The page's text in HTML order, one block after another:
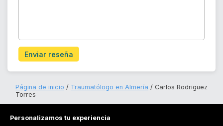
Enviar reseña
Página de inicio Traumatólogo en Almería
Carlos Rodriguez
Torres
Personalizamos tu experiencia